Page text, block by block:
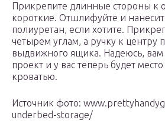
Прикрепите длинные стороны к
короткие. Отшлифуйте и
полиуретан, если хотите.
четырем углам, а ручку к центру
выдвижного ящика. Надеюсь, вам
проект и у вас теперь будет
кроватью.
Источник фото:
underbed-storage/